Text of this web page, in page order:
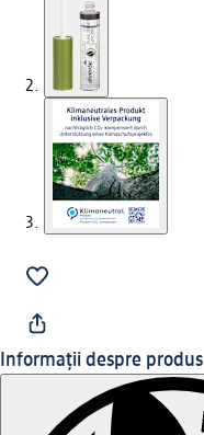
Informații despre produs